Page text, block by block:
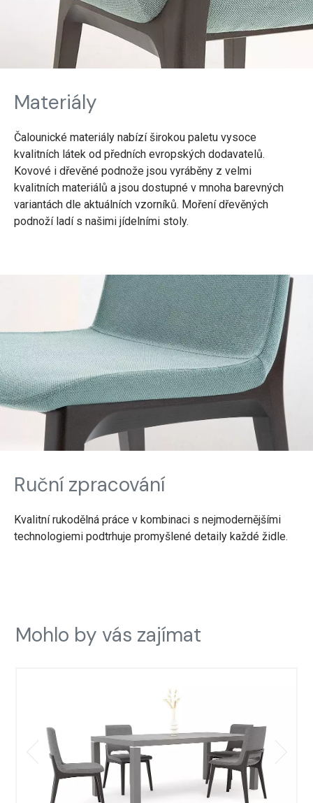
Materiály
Čalounické materiály nabízí širokou paletu vysoce
kvalitních látek od předních evropských dodavatelů.
Kovové i dřevěné podnože jsou vyráběny z velmi
kvalitních materiálů a jsou dostupné v mnoha barevných
variantách dle aktuálních vzorníků. Moření dřevěných
podnoží ladí s našimi jídelními stoly.
Ruční zpracování
Kvalitní rukodělná práce v kombinaci s nejmodernějšími
technologiemi podtrhuje promyšlené detaily každé židle.
Mohlo by vás zajímat